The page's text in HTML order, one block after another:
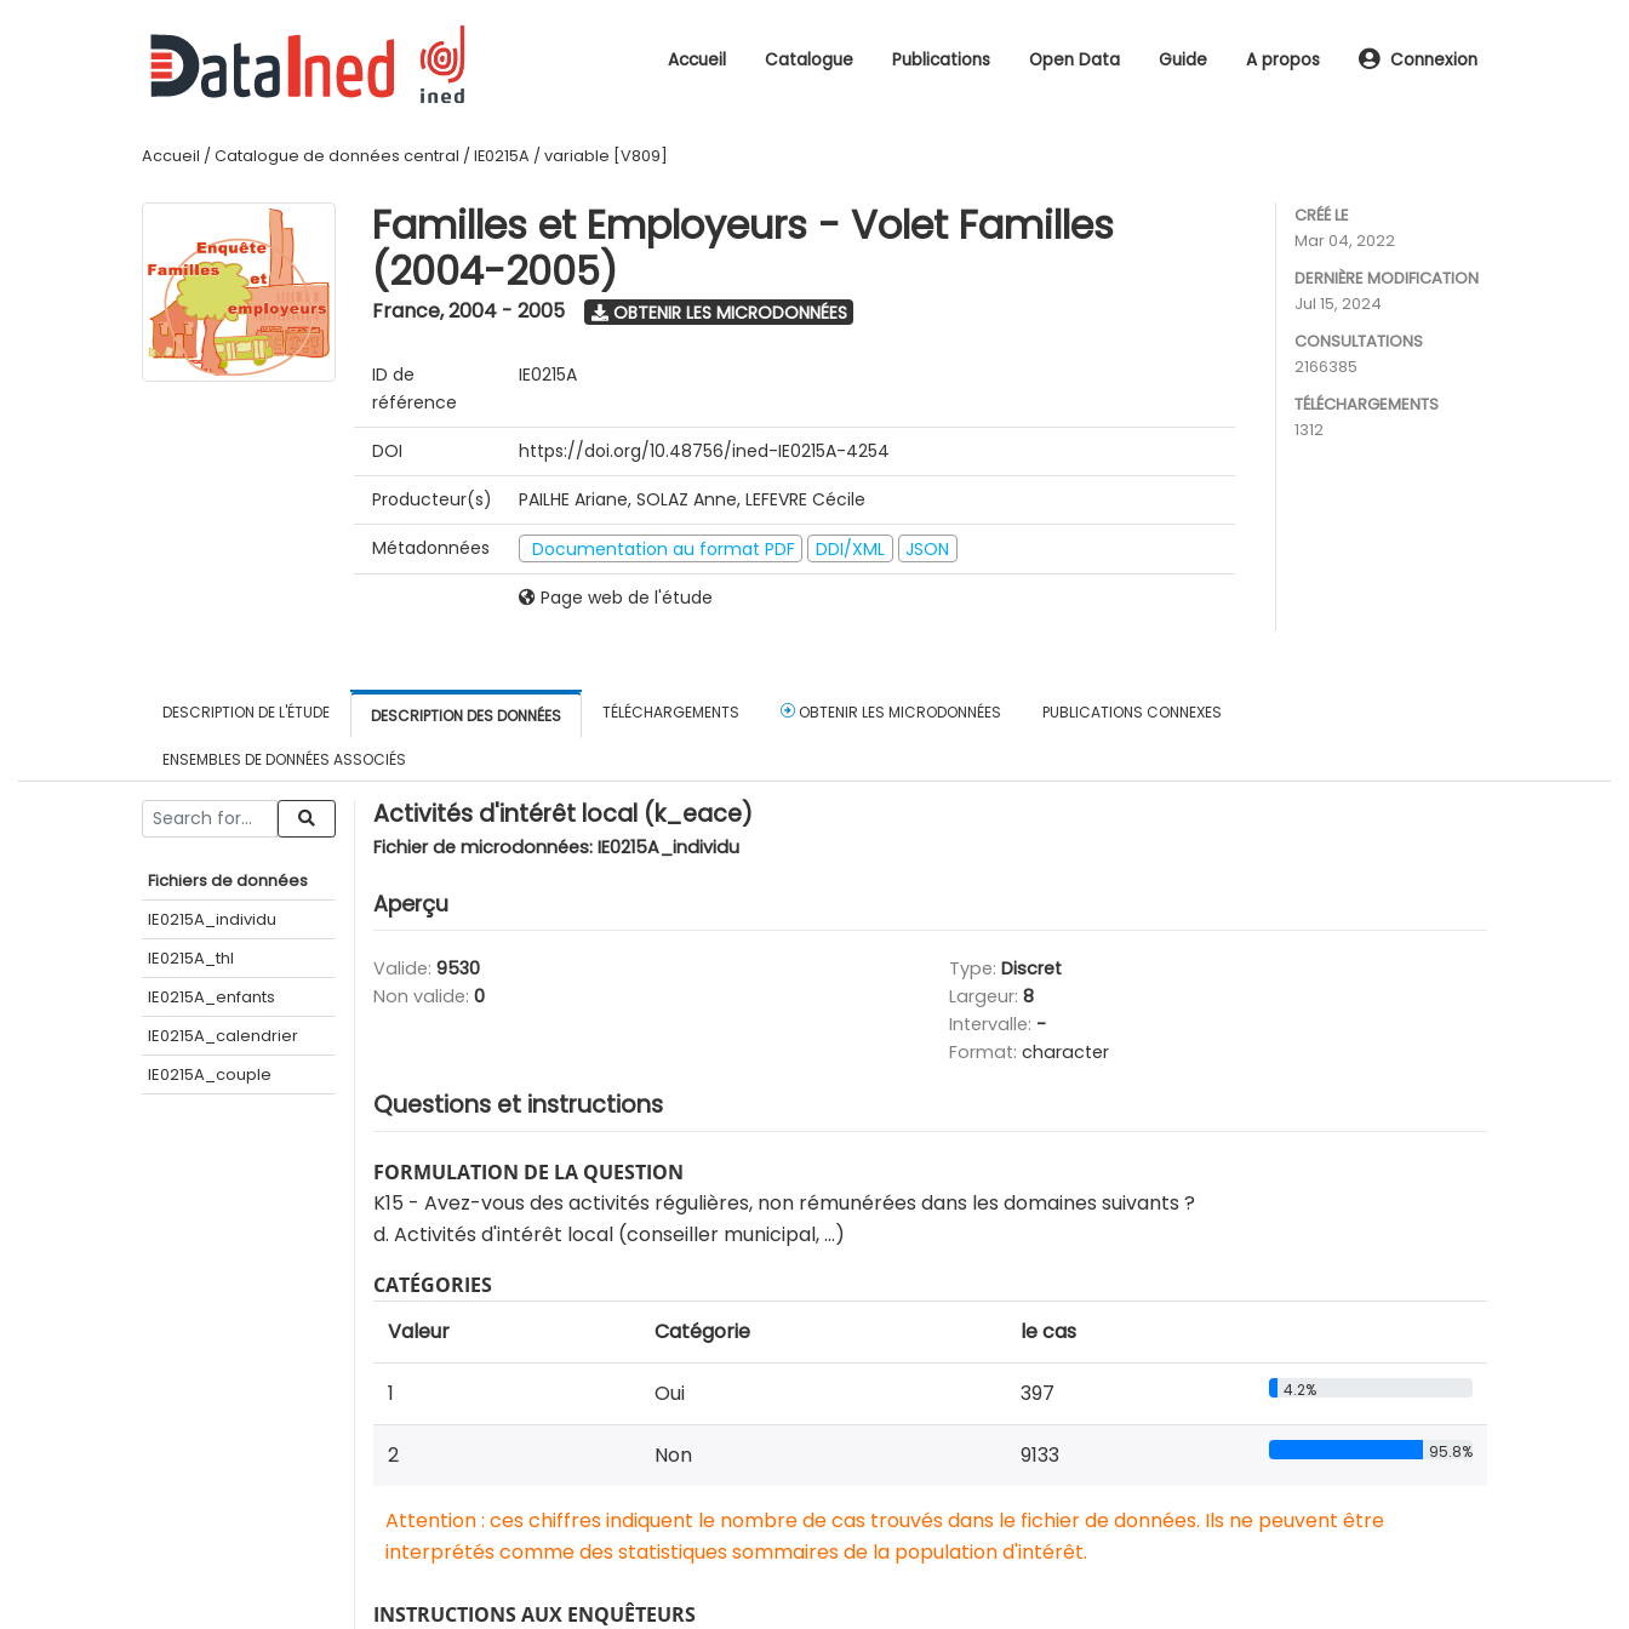
Accueil Catalogue Publications Open Data Guide A propos Connexion
Accueil / Catalogue de données central / IE0215A / variable [V809]
Familles et Employeurs - Volet Familles
(2004-2005)
France,2004 - 2005 OBTENIR LES MICRODONNÉES
ID de
référence
IE0215A
DOI
https://doi.org/10.48756/ined-IE0215A-4254
Producteur(s)
PAILHE Ariane, SOLAZ Anne, LEFEVRE Cécile
Métadonnées
Documentation au format PDF DDI/XML
JSON
Page web de l'étude
CRÉÉ LE
Mar 04, 2022
DERNIÈRE MODIFICATION
Jul 15, 2024
CONSULTATIONS
2166385
TÉLÉCHARGEMENTS
1312
DESCRIPTION DE L'ÉTUDE DESCRIPTION DES DONNÉES TÉLÉCHARGEMENTS OBTENIR LES MICRODONNÉES PUBLICATIONS CONNEXES
ENSEMBLES DE DONNÉES ASSOCIÉS
Fichiers de données
IE0215A_individu
IE0215A_thl
IE0215A_enfants
IE0215A_calendrier
IE0215A_couple
Activités d'intérêt local (k_eace)
Fichier de microdonnées: IE0215A_individu
Aperçu
Valide: 9530
Non valide: 0
Type: Discret
Largeur: 8
Intervalle: -
Format: character
Questions et instructions
FORMULATION DE LA QUESTION
K15 - Avez-vous des activités régulières, non rémunérées dans les domaines suivants ?
d. Activités d'intérêt local (conseiller municipal, ...)
CATÉGORIES
Valeur Catégorie le cas
1 Oui 397 4.2%
2 Non 9133 95.8%
Attention : ces chiffres indiquent le nombre de cas trouvés dans le fichier de données. Ils ne peuvent être
interprétés comme des statistiques sommaires de la population d'intérêt.
INSTRUCTIONS AUX ENQUÊTEURS